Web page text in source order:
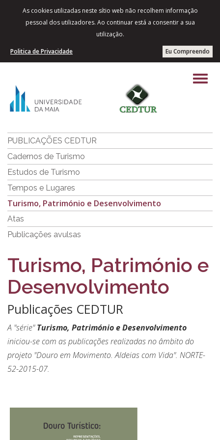
As cookies utilizadas neste sítio web não recolhem informação
pessoal dos utilizadores. Ao continuar está a consentir a sua
utilização.
Eu Compreendo
Politica de Privacidade
PUBLICAÇÕES CEDTUR
Cadernos de Turismo
Estudos de Turismo
Tempos e Lugares
Turismo, Património e Desenvolvimento
Atas
Publicações avulsas
Turismo, Património e
Desenvolvimento
Publicações CEDTUR
A "série"Turismo, Património e Desenvolvimento
iniciou-se com as publicações realizadas no âmbito do
projeto "Douro em Movimento. Aldeias com Vida". NORTE-
52-2015-07.